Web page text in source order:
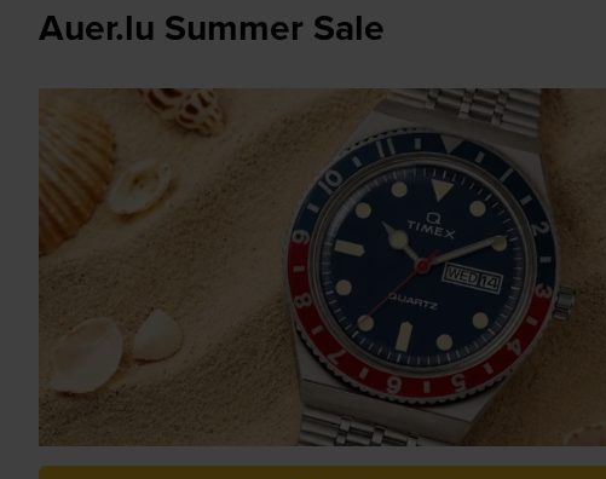
Auer.lu Summer Sale